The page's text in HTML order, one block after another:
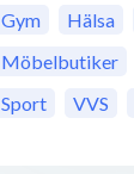
Gym
Hälsa
Möbelbutiker
Sport
VVS